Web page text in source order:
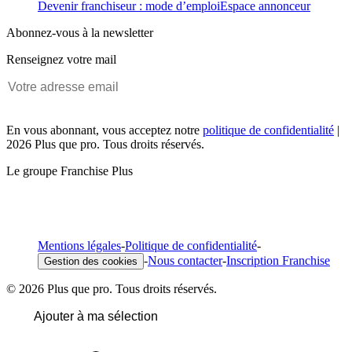
Devenir franchiseur : mode d’emploiEspace annonceur
Abonnez-vous à la newsletter
Renseignez votre mail
En vous abonnant, vous acceptez notre politique de confidentialité |
2026 Plus que pro. Tous droits réservés.
Le groupe Franchise Plus
Mentions légales-Politique de confidentialité-
Gestion des cookies -Nous contacter-Inscription Franchise
© 2026 Plus que pro. Tous droits réservés.
Ajouter à ma sélection